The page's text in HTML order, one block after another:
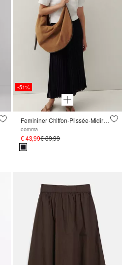
-51%
Femininer Chiffon-Plissée-Midirock mit lässigen Tunnelzugdetails
comma
€ 43,99€ 89,99